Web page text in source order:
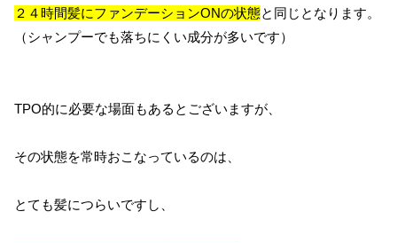
２４時間髪にファンデーションONの状態と同じとなります。
（シャンプーでも落ちにくい成分が多いです）
TPO的に必要な場面もあるとございますが、
その状態を常時おこなっているのは、
とても髪につらいですし、